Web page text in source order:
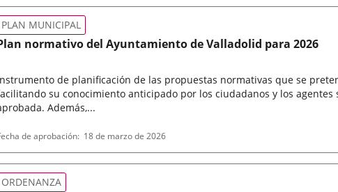
normativo del Ayuntamiento de Valladolid para 2026
de planificación de las propuestas normativas que se
su conocimiento anticipado por los ciudadanos y los
Además,...
PLAN MUNICIPAL
de aprobación 18 de marzo de 2026
ORDENANZA